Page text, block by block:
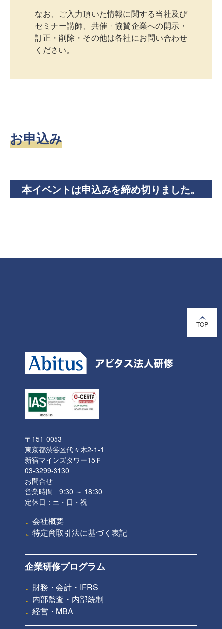
なお、ご入力頂いた情報に関する当社及び
セミナー講師、共催・協賛企業への開示・
訂正・削除・その他は各社にお問い合わせ
ください。
お申込み
本イベントは申込みを締め切りました。
TOP
〒151-0053
東京都渋谷区代々木2-1-1
新宿マインズタワー15Ｆ
03-3299-3130
お問合せ
営業時間：9:30 ～ 18:30
定休日：土・日・祝
会社概要
特定商取引法に基づく表記
企業研修プログラム
財務・会計・IFRS
内部監査・内部統制
経営・MBA